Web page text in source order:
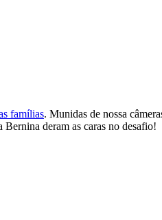
famílias. Munidas de nossa
deram as caras no desafio!